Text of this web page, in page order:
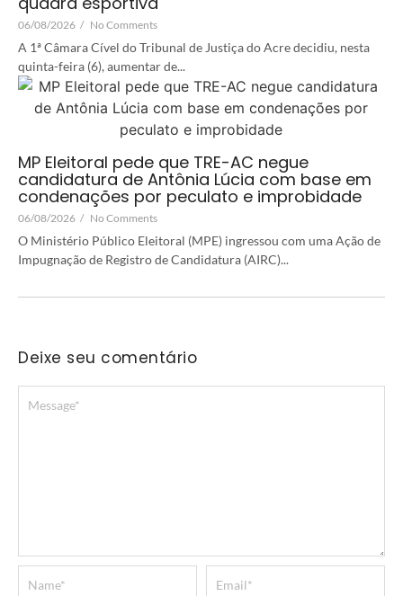
06/08/2026 / No Comments
A 1ª Câmara Cível do Tribunal de Justiça do Acre decidiu, nesta
quinta-feira (6), aumentar de...
MP Eleitoral pede que TRE-AC negue
candidatura de Antônia Lúcia com base em
condenações por peculato e improbidade
06/08/2026 / No Comments
O Ministério Público Eleitoral (MPE) ingressou com uma Ação de
Impugnação de Registro de Candidatura (AIRC)...
Deixe seu comentário